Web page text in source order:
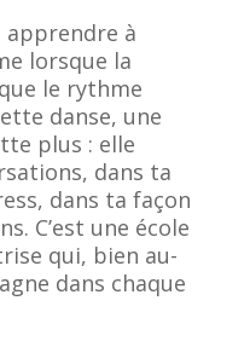
apprendre à
lorsque la
le rythme
danse, une
plus : elle
dans ta
dans ta façon
C’est une école
qui, bien au-
dans chaque